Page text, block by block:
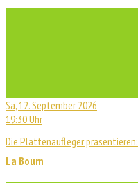
Sa, 12. September 2026
19:30 Uhr
Die Plattenaufleger präsentieren:
La Boum